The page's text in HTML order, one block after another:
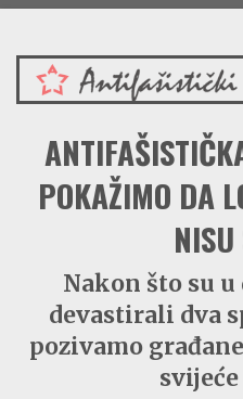
VIJESTI
REDAKCIJSKI KOMENTAR
VJESNIKOV KALENDAR
PRENOSIMO
SPOMENICI
BORBENA BIBLIOTEKA
NAŠE PJESME
POKAŽIMO DA
Nakon što su
devastirali dva
pozivamo